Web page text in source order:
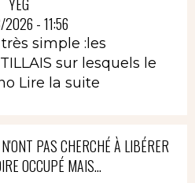
- 11:56
simple :les
sur lesquels le
Lire la suite
PAS CHERCHÉ À LIBÉRER
OCCUPÉ MAIS...